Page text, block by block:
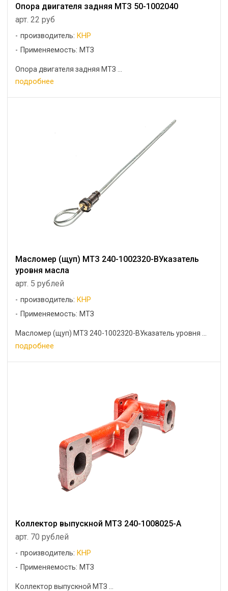
Опора двигателя задняя МТЗ 50-1002040
арт. 22 руб
производитель: КНР
Применяемость: МТЗ
Опора двигателя задняя МТЗ ...
подробнее
Масломер (щуп) МТЗ 240-1002320-ВУказатель
уровня масла
арт. 5 рублей
производитель: КНР
Применяемость: МТЗ
Масломер (щуп) МТЗ 240-1002320-ВУказатель уровня ...
подробнее
Коллектор выпускной МТЗ 240-1008025-А
арт. 70 рублей
производитель: КНР
Применяемость: МТЗ
Коллектор выпускной МТЗ ...